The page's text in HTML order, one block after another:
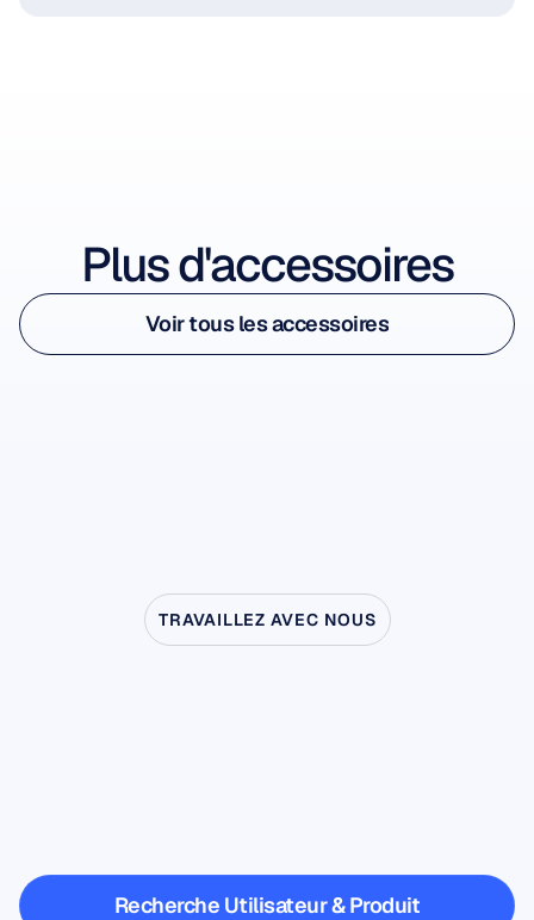
Plus d'accessoires
Voir l’accessoire
Voir tous les accessoires
Voir tous les accessoires
TRAVAILLEZ AVEC NOUS
dulaboratoire
Recherche Utilisateur & Produit